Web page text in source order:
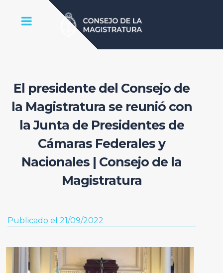
El presidente del Consejo de
la Magistratura se reunió con
la Junta de Presidentes de
Cámaras Federales y
Nacionales | Consejo de la
Magistratura
Publicado el 21/09/2022